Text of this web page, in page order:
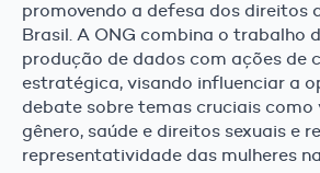
promovendo a defesa dos direitos
Brasil. A ONG combina o trabalho
produção de dados com ações de
estratégica, visando influenciar a
debate sobre temas cruciais como
gênero, saúde e direitos sexuais e
representatividade das mulheres